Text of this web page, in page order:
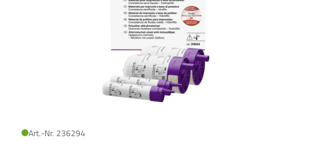
Art.-Nr. 236294